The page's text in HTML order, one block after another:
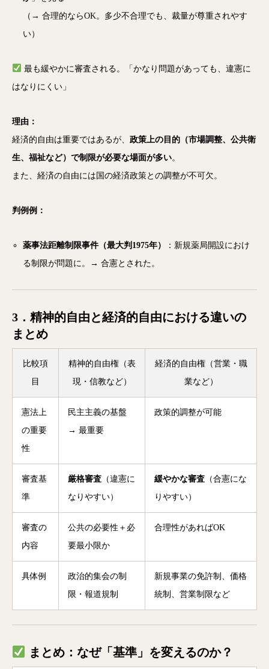
（→ 合理的ならOK。多少不合理でも、裁量が尊重されやす
い）
最も緩やかに審査される。「かなり問題があっても、違憲に
はなりにくい」
理由：
経済的自由は重要ではあるが、 政策上の目的（市場調整、公共衛
生、福祉など）で制限が必要な場面が多い。
また、経済の自由には国の経済政策との調整が不可欠。
判例例：
薬事法距離制限事件（最大判1975年）
：新規薬局開設におけ
る制限が問題に。→ 合憲とされた。
3．精神的自由と経済的自由における違いの
まとめ
比較項
目
精神的自由権（表
現・信教など）
経済的自由権（営業・職
業など）
憲法上
の重要
性
民主主義の基盤
→ 最重要
政策的調整が可能
審査基
準
厳格審査 （違憲に
なりやすい）
緩やかな審査 （合憲にな
りやすい）
審査の
内容
公共の必要性＋必
要最小限か
合理性があればOK
具体例
政治的集会の制
限・報道規制
新規事業の免許制、価格
統制、営業制限など
まとめ：なぜ「基準」を変えるのか？